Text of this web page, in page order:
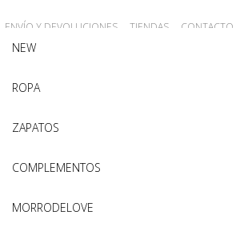
ENVÍO Y DEVOLUCIONES TIENDAS CONTACTO
NEW
ROPA
ZAPATOS
COMPLEMENTOS
MORRODELOVE